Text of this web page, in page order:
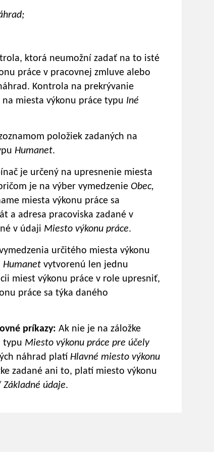
ktorá neumožní zadať na to isté
práce v pracovnej zmluve alebo
Kontrola na prekrývanie
miesta výkonu práce typu Iné
položiek zadaných na
Humanet.
je určený na upresnenie miesta
je na výber vymedzenie Obec,
miesta výkonu práce sa
a adresa pracoviska zadané v
v údaji Miesto výkonu práce.
určitého miesta výkonu
Humanet vytvorenú len jednu
miest výkonu práce v role upresniť,
práce sa týka daného
príkazy: Ak nie je na záložke
typu Miesto výkonu práce pre účely
náhrad platí Hlavné miesto výkonu
zadané ani to, platí miesto výkonu
údaje.